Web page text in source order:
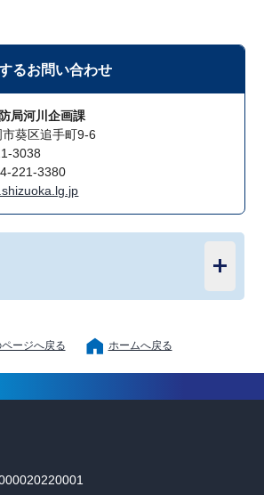
るお問い合わせ
局河川企画課
葵区追手町9-6
3038
221-3380
ージへ戻る ホームへ戻る